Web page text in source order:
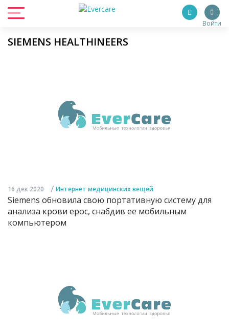
Войти
SIEMENS HEALTHINEERS
16 дек 2020 / Интернет медицинских вещей
Siemens обновила свою портативную систему для
анализа крови epoc, снабдив ее мобильным
компьютером